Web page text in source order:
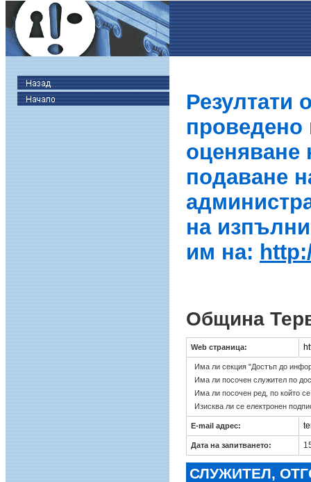
Резултати
проведено
оценяване
подаване
на
им на:
Община
Web страница:
Има ли секция "Достъп до
Има ли посочен служител по
Има ли посочен ред, по който
Изисква ли се електронен
E-mail адрес:
Дата на запитването:
СЛУЖИТЕЛ,